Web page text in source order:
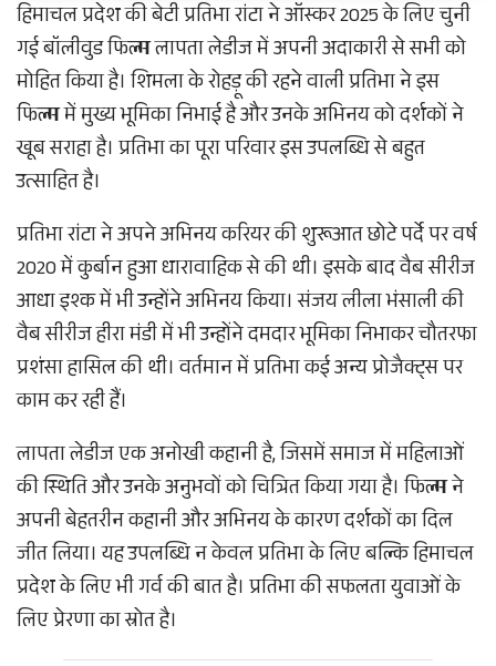
हिमाचल प्रदेश की बेटी प्रतिभा रांटा ने ऑस्कर 2025 के लिए चुनी
गई बॉलीवुड फिल्म लापता लेडीज में अपनी अदाकारी से सभी को
मोहित किया है। शिमला के रोहड़ू की रहने वाली प्रतिभा ने इस
फिल्म में मुख्य भूमिका निभाई है और उनके अभिनय को दर्शकों ने
खूब सराहा है। प्रतिभा का पूरा परिवार इस उपलब्धि से बहुत
उत्साहित है।
प्रतिभा रांटा ने अपने अभिनय करियर की शुरूआत छोटे पर्दे पर वर्ष
2020 में कुर्बान हुआ धारावाहिक से की थी। इसके बाद वैब सीरीज
आधा इश्क में भी उन्होंने अभिनय किया। संजय लीला भंसाली की
वैब सीरीज हीरा मंडी में भी उन्होंने दमदार भूमिका निभाकर चौतरफा
प्रशंसा हासिल की थी। वर्तमान में प्रतिभा कई अन्य प्रोजैक्ट्स पर
काम कर रही हैं।
लापता लेडीज एक अनोखी कहानी है, जिसमें समाज में महिलाओं
की स्थिति और उनके अनुभवों को चित्रित किया गया है। फिल्म ने
अपनी बेहतरीन कहानी और अभिनय के कारण दर्शकों का दिल
जीत लिया। यह उपलब्धि न केवल प्रतिभा के लिए बल्कि हिमाचल
प्रदेश के लिए भी गर्व की बात है। प्रतिभा की सफलता युवाओं के
लिए प्रेरणा का स्रोत है।